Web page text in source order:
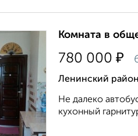
Комната в
780 000 ₽
Ленинский
Не далеко
кухонный